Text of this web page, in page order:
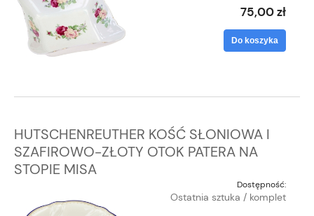
75,00 zł
Do koszyka
HUTSCHENREUTHER KOŚĆ SŁONIOWA I
SZAFIROWO-ZŁOTY OTOK PATERA NA
STOPIE MISA
Dostępność:
Ostatnia sztuka / komplet